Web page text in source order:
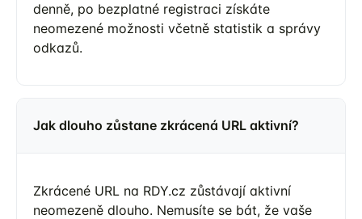
denně, po bezplatné registraci získáte
neomezené možnosti včetně statistik a správy
odkazů.
Jak dlouho zůstane zkrácená URL aktivní?
Zkrácené URL na RDY.cz zůstávají aktivní
neomezeně dlouho. Nemusíte se bát, že vaše